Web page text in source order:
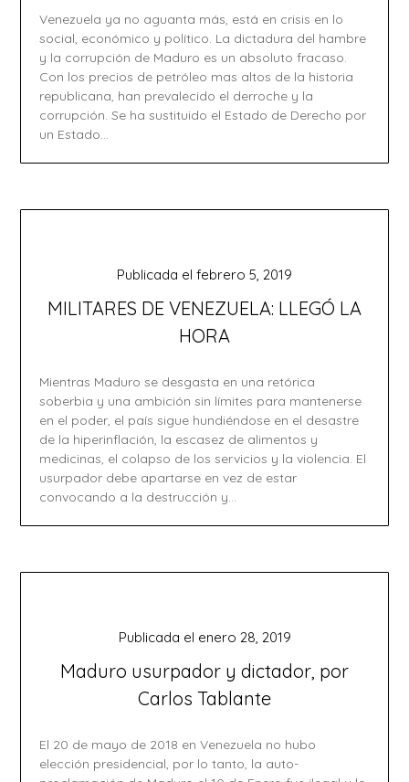
Venezuela ya no aguanta más, está en crisis en lo
social, económico y político. La dictadura del hambre
y la corrupción de Maduro es un absoluto fracaso.
Con los precios de petróleo mas altos de la historia
republicana, han prevalecido el derroche y la
corrupción. Se ha sustituido el Estado de Derecho por
un Estado…
MILITARES DE VENEZUELA: LLEGÓ LA
HORA
Publicada el febrero 5, 2019
Mientras Maduro se desgasta en una retórica
soberbia y una ambición sin límites para mantenerse
en el poder, el país sigue hundiéndose en el desastre
de la hiperinflación, la escasez de alimentos y
medicinas, el colapso de los servicios y la violencia. El
usurpador debe apartarse en vez de estar
convocando a la destrucción y…
Maduro usurpador y dictador, por
Carlos Tablante
Publicada el enero 28, 2019
El 20 de mayo de 2018 en Venezuela no hubo
elección presidencial, por lo tanto, la auto-